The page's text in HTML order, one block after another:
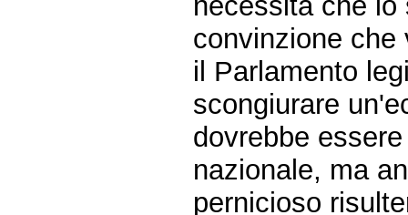
convinzione che
il Parlamento
scongiurare
dovrebbe
nazionale, ma
pernicioso